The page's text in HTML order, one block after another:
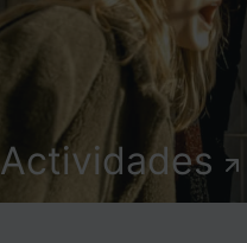
Actividades